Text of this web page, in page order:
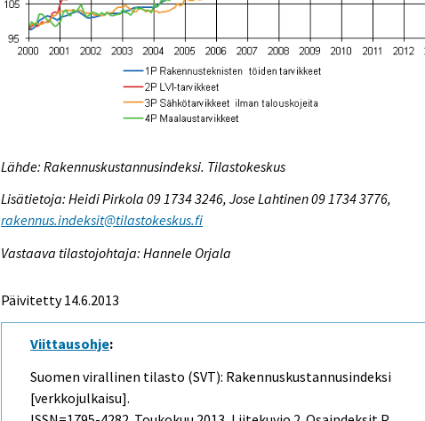
Lähde: Rakennuskustannusindeksi. Tilastokeskus
Lisätietoja: Heidi Pirkola 09 1734 3246, Jose Lahtinen 09 1734 3776,
rakennus.indeksit@tilastokeskus.fi
Vastaava tilastojohtaja: Hannele Orjala
Päivitetty 14.6.2013
Viittausohje:
Suomen virallinen tilasto (SVT): Rakennuskustannusindeksi
[verkkojulkaisu].